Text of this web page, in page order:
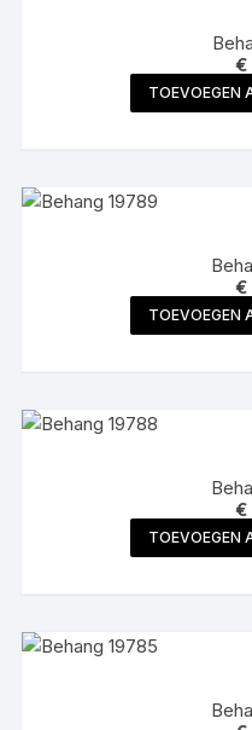
€
TOEVOEGEN
€
TOEVOEGEN
€
TOEVOEGEN